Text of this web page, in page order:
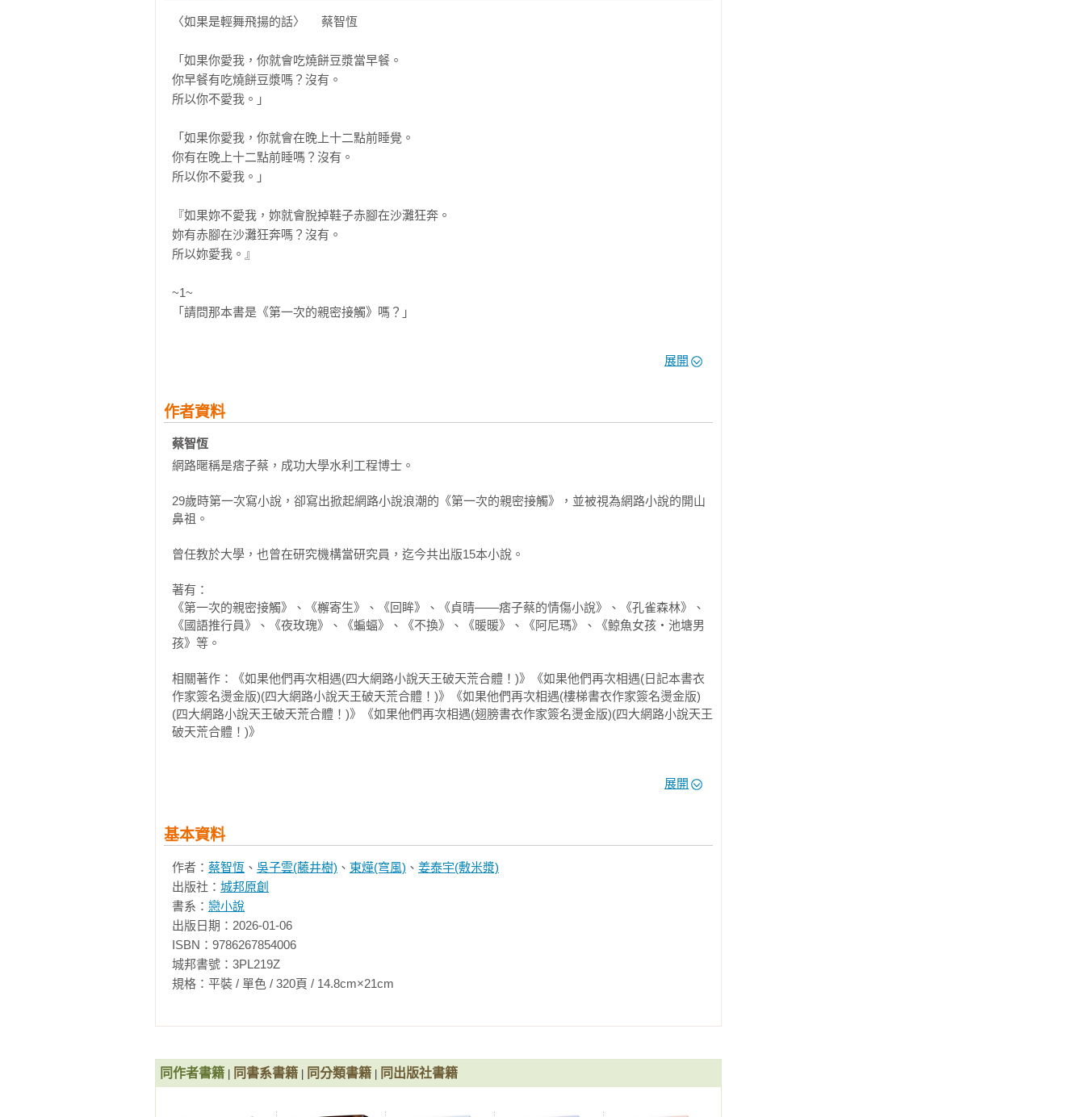
〈如果是輕舞飛揚的話〉     蔡智恆
「如果你愛我，你就會吃燒餅豆漿當早餐。
你早餐有吃燒餅豆漿嗎？沒有。
所以你不愛我。」
「如果你愛我，你就會在晚上十二點前睡覺。
你有在晚上十二點前睡嗎？沒有。
所以你不愛我。」
『如果妳不愛我，妳就會脫掉鞋子赤腳在沙灘狂奔。
妳有赤腳在沙灘狂奔嗎？沒有。
所以妳愛我。』
~1~
「請問那本書是《第一次的親密接觸》嗎？」
照片是全景，人物並沒有特寫，面帶微笑的五官有些朦朧，只看出一頭長髮的她穿著咖啡色毛衣和褲
她的暱稱是輕舞飄飄，這暱稱跟輕舞飛揚很像。
四個小時前我在IG貼了一本書的封面和三小段文句，沒想到會因此而收到陌生帳號的私訊。
『是的。』
由於不認識，我回了謹慎保守的兩個字。
「真的嗎？那本書我有，但不是這種封面。」
『這是一九九八年九月的初版封面，不過上市一個月後就換封面了。』
「為什麼那麼快就換封面？」
『聽說是這封面被嫌太醜，所以出版社趕緊重新做了另一種封面。』
「聽說？那時你還沒出生吧。聽誰說的呢？」
我正猶豫該怎麼回，甚至想隨口回應時，她傳來一張圖。
「這是後來換的封面吧？」
『是的。』
要飛翔。」
『新封面呢？』
「新封面是深藍色底，很多白點像是星光，所以是星夜。女孩是畫出五官的正面，背後也有翅膀，但
雙手自然下垂像是飛在空中。」
『喔。所以呢？』
「所以輪到你說了呀。」
變黃，然後失去意識飄在空中。』
『妳不覺得那女孩的樣子有點像《鬼滅之刃》裡用雷之呼吸的善逸？善逸就是因為被雷打到，頭髮才
會全部變黃。』
展開
作者資料
蔡智恆
網路暱稱是痞子蔡，成功大學水利工程博士。
29歲時第一次寫小說，卻寫出掀起網路小說浪潮的《第一次的親密接觸》，並被視為網路小說的開山
鼻祖。
曾任教於大學，也曾在研究機構當研究員，迄今共出版15本小說。
著有：
《第一次的親密接觸》、《檞寄生》、《回眸》、《貞晴——痞子蔡的情傷小說》、《孔雀森林》、
《國語推行員》、《夜玫瑰》、《蝙蝠》、《不換》、《暖暖》、《阿尼瑪》、《鯨魚女孩‧池塘男
孩》等。
相關著作：《如果他們再次相遇(四大網路小說天王破天荒合體！)》《如果他們再次相遇(日記本書衣
作家簽名燙金版)(四大網路小說天王破天荒合體！)》《如果他們再次相遇(樓梯書衣作家簽名燙金版)
(四大網路小說天王破天荒合體！)》《如果他們再次相遇(翅膀書衣作家簽名燙金版)(四大網路小說天王
破天荒合體！)》
二十三歲出書，三十三歲才長大，但選擇繼續幼稚。
著有：
《我們不結婚，好嗎》、《貓空愛情故事》、《這是我的答案》、《有個女孩叫Feeling》、《聽笨金
魚唱歌》、《從開始到現在》、《Ｂ棟11樓》、《這城市》、《十年的你》、《學伴蘇菲亞》、《寂
寞之歌》、《六弄咖啡館》、《夏日之詩》、《暮水街的三月十一號》、《流浪的終點》、《流轉之
年》、《微雨之城》、《真情書》、《回程》、《揮霍》、《漸進曲》、《暗社工》、《迫害效應》
等。
相關著作：《如果他們再次相遇(四大網路小說天王破天荒合體！)》《如果他們再次相遇(日記本書衣
東燁(穹風)
後來沒當成詩人或小說家。喜歡流連廚房、耽溺自己興趣的文字，覺得月月都能領薪還穿制服上班也
展開
基本資料
作者： 蔡智恆 、 吳子雲(藤井樹) 、 東燁(穹風) 、 姜泰宇(敷米漿)
出版社： 城邦原創
書系： 戀小說
出版日期：2026-01-06
ISBN：9786267854006
城邦書號：3PL219Z
規格：平裝 / 單色 / 320頁 / 14.8cm×21cm
同作者書籍 同書系書籍 同分類書籍 同出版社書籍